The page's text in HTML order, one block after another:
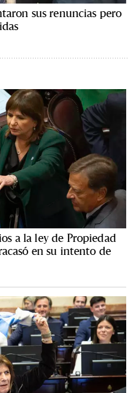
sus renuncias pero
a la ley de Propiedad
en su intento de